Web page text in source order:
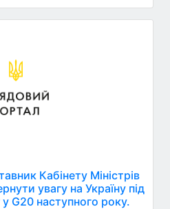
Кабінету Міністрів
увагу на Україну під
G20 наступного року.